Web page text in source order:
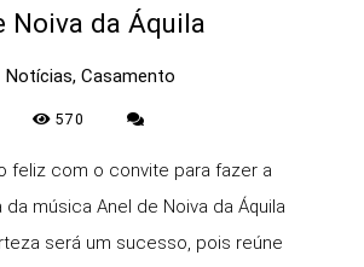
Noiva da Áquila
Notícias, Casamento
570
feliz com o convite para fazer a
música Anel de Noiva da Áquila
será um sucesso, pois reúne